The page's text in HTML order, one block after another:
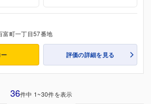
富町一丁目57番地
評価の詳細を見る
36件中 1~30件を表示